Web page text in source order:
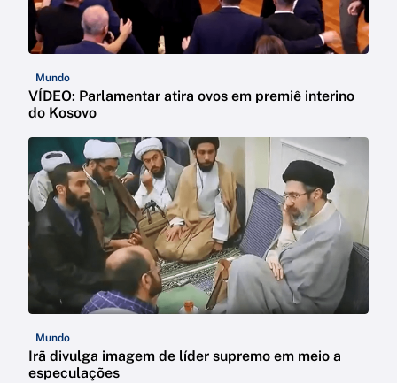
Mundo
VÍDEO: Parlamentar atira ovos em premiê interino
do Kosovo
Mundo
Irã divulga imagem de líder supremo em meio a
especulações